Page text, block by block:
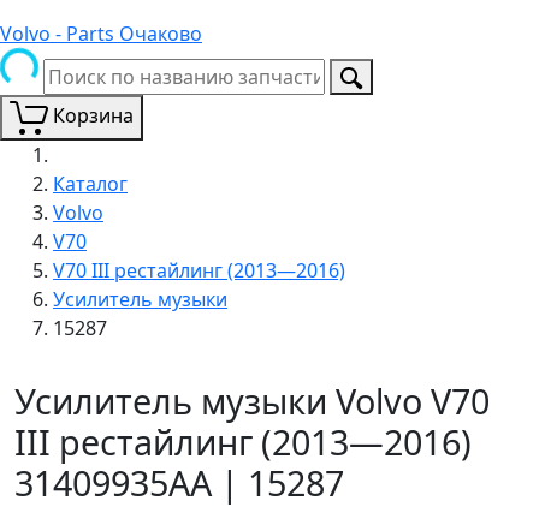
Volvo - Parts Очаково
Корзина
Каталог
Volvo
V70
V70 III рестайлинг (2013—2016)
Усилитель музыки
15287
Усилитель музыки Volvo V70
III рестайлинг (2013—2016)
31409935AA | 15287